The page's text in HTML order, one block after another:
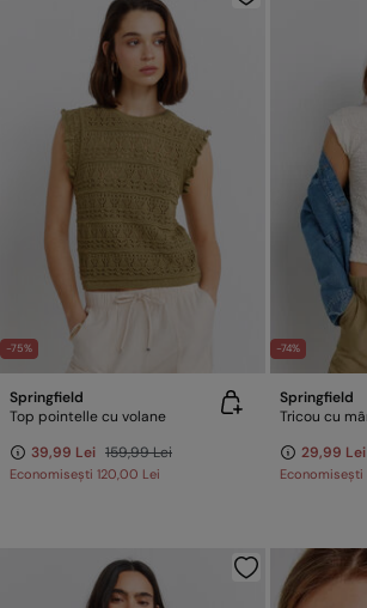
-75%
Springfield
Top pointelle cu volane
39,99 Lei 159,99 Lei
Economisești 120,00 Lei
-74%
Springfield
29,99 Lei
Economisești